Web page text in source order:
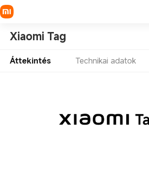
Xiaomi Tag
Áttekintés Technikai adatok